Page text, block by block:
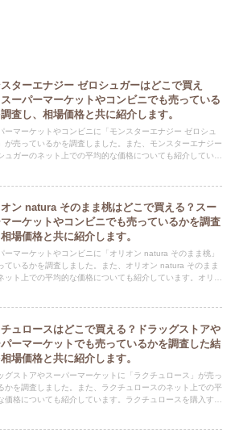
ターエナジー ゼロシュガーはどこで買え
ーパーマーケットやコンビニでも売っている
査し、相場価格と共に紹介します。
ーマーケットやコンビニに「モンスターエナジー ゼロシュ
が売っているかを調査しました。また、モンスターエナジー
ュガーのネット上での平均的な価格についても紹介していま
ン natura そのまま桃はどこで買える？スー
ーケットやコンビニでも売っているかを調査
場価格と共に紹介します。
ーマーケットやコンビニに「オリオン natura そのまま桃」
ているかを調査しました。また、オリオン natura そのまま
ット上での平均的な価格についても紹介しています。オリオ
ュロースはどこで買える？ドラッグストアや
ーマーケットでも売っているかを調査した結
場価格と共に紹介します。
グストアやスーパーマーケットに「ラクチュロース」が売っ
かを調査しました。また、ラクチュロースのネット上での平
価格についても紹介しています。ラクチュロースを購入する